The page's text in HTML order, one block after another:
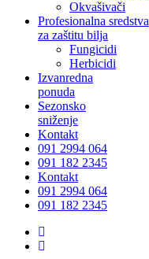
Okvašivači
Profesionalna sredstva
za zaštitu bilja
Fungicidi
Herbicidi
Izvanredna
ponuda
Sezonsko
sniženje
Kontakt
091 2994 064
091 182 2345
Kontakt
091 2994 064
091 182 2345
facebook
instagram